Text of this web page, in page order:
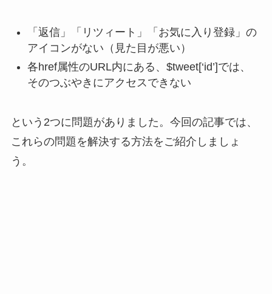
「返信」「リツィート」「お気に入り登録」の
アイコンがない（見た目が悪い）
各href属性のURL内にある、$tweet[‘id’]では、
そのつぶやきにアクセスできない
という2つに問題がありました。今回の記事では、
これらの問題を解決する方法をご紹介しましょ
う。